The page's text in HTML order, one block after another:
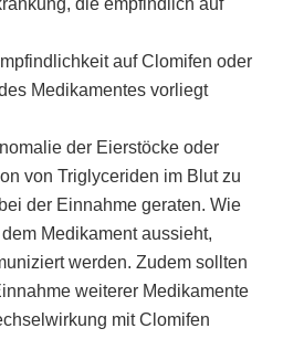
die empfindlich auf
auf Clomifen oder
Medikamentes vorliegt
der Eierstöcke oder
von Triglyceriden im Blut zu
der Einnahme geraten. Wie
Medikament aussieht,
werden. Zudem sollten
weiterer Medikamente
mit Clomifen